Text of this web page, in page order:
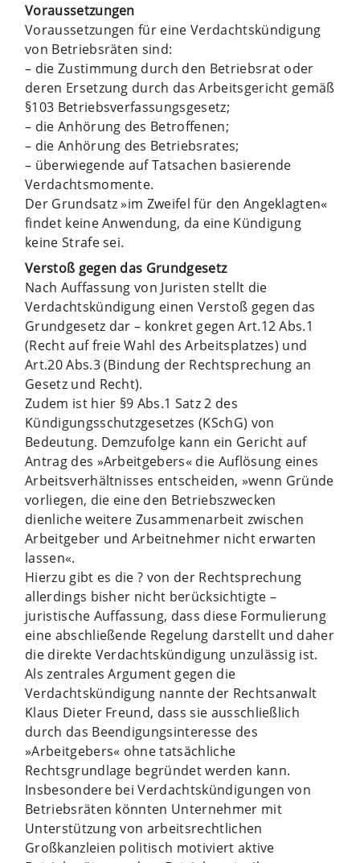
Voraussetzungen
Voraussetzungen für eine Verdachtskündigung
von Betriebsräten sind:
– die Zustimmung durch den Betriebsrat oder
deren Ersetzung durch das Arbeitsgericht gemäß
§103 Betriebsverfassungsgesetz;
– die Anhörung des Betroffenen;
– die Anhörung des Betriebsrates;
– überwiegende auf Tatsachen basierende
Verdachtsmomente.
Der Grundsatz »im Zweifel für den Angeklagten«
findet keine Anwendung, da eine Kündigung
keine Strafe sei.
Verstoß gegen das Grundgesetz
Nach Auffassung von Juristen stellt die
Verdachtskündigung einen Verstoß gegen das
Grundgesetz dar – konkret gegen Art.12 Abs.1
(Recht auf freie Wahl des Arbeitsplatzes) und
Art.20 Abs.3 (Bindung der Rechtsprechung an
Gesetz und Recht).
Zudem ist hier §9 Abs.1 Satz 2 des
Kündigungsschutzgesetzes (KSchG) von
Bedeutung. Demzufolge kann ein Gericht auf
Antrag des »Arbeitgebers« die Auflösung eines
Arbeitsverhältnisses entscheiden, »wenn Gründe
vorliegen, die eine den Betriebszwecken
dienliche weitere Zusammenarbeit zwischen
Arbeitgeber und Arbeitnehmer nicht erwarten
lassen«.
Hierzu gibt es die ? von der Rechtsprechung
allerdings bisher nicht berücksichtigte –
juristische Auffassung, dass diese Formulierung
eine abschließende Regelung darstellt und daher
die direkte Verdachtskündigung unzulässig ist.
Als zentrales Argument gegen die
Verdachtskündigung nannte der Rechtsanwalt
Klaus Dieter Freund, dass sie ausschließlich
durch das Beendigungsinteresse des
»Arbeitgebers« ohne tatsächliche
Rechtsgrundlage begründet werden kann.
Insbesondere bei Verdachtskündigungen von
Betriebsräten könnten Unternehmer mit
Unterstützung von arbeitsrechtlichen
Großkanzleien politisch motiviert aktive